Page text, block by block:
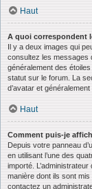
Haut
A quoi correspondent
Il y a deux images qui
consultez les messages
généralement des
statut sur le forum. La
d’avatar et
Haut
Comment puis-je
Depuis votre panneau
en utilisant l’une des
importé.
manière dont ils sont mis
contactez un